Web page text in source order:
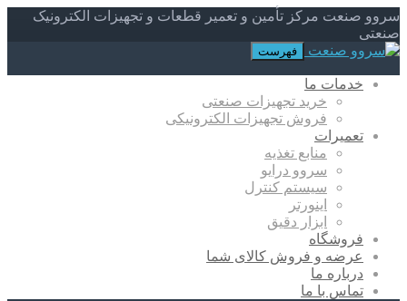
سروو صنعت مرکز تأمین و تعمیر قطعات و تجهیزات الکترونیک
صنعتی
فهرست
خدمات ما
خرید تجهیزات صنعتی
فروش تجهیزات الکترونیکی
تعمیرات
منابع تغذیه
سروو درایو
سیستم کنترل
اینورتر
ابزار دقیق
فروشگاه
عرضه و فروش کالای شما
درباره ما
تماس با ما